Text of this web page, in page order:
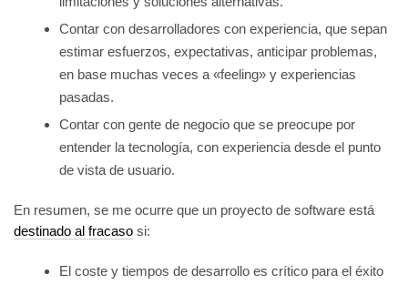
Contar con desarrolladores con experiencia, que sepan
estimar esfuerzos, expectativas, anticipar problemas,
en base muchas veces a «feeling» y experiencias
pasadas.
Contar con gente de negocio que se preocupe por
entender la tecnología, con experiencia desde el punto
de vista de usuario.
En resumen, se me ocurre que un proyecto de software está
destinado al fracaso si:
El coste y tiempos de desarrollo es crítico para el éxito